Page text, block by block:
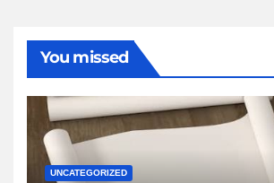
You missed
UNCATEGORIZED